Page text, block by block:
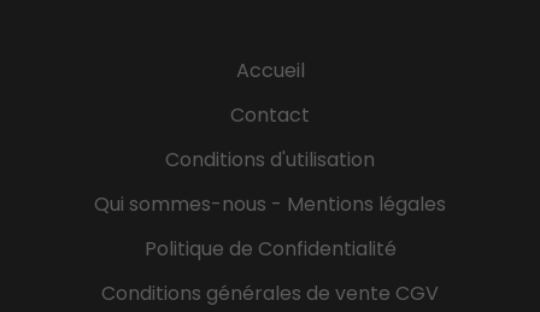
Accueil
Contact
Conditions d'utilisation
Qui sommes-nous - Mentions légales
Politique de Confidentialité
Conditions générales de vente CGV